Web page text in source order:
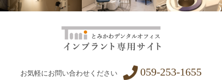
お気軽にお問い合わせください 059-253-1655